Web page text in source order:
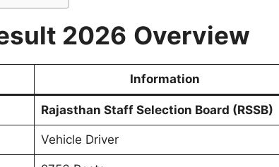
2026 Overview
Information
Rajasthan Staff Selection Board (RSSB)
Vehicle Driver